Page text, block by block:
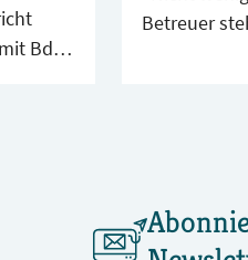
BdB-
Betreuer